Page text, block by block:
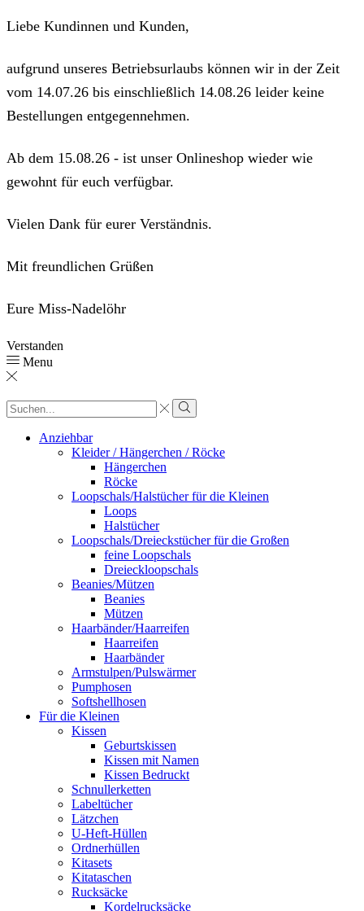
Liebe Kundinnen und Kunden,
aufgrund unseres Betriebsurlaubs können wir in der Zeit
vom 14.07.26 bis einschließlich 14.08.26 leider keine
Bestellungen entgegennehmen.
Ab dem 15.08.26 - ist unser Onlineshop wieder wie
gewohnt für euch verfügbar.
Vielen Dank für eurer Verständnis.
Mit freundlichen Grüßen
Eure Miss-Nadelöhr
Verstanden
Menu
Sucheingabe
Suche
Anziehbar
Kleider / Hängerchen / Röcke
Hängerchen
Röcke
Loopschals/Halstücher für die Kleinen
Loops
Halstücher
Loopschals/Dreieckstücher für die Großen
feine Loopschals
Dreieckloopschals
Beanies/Mützen
Beanies
Mützen
Haarbänder/Haarreifen
Haarreifen
Haarbänder
Armstulpen/Pulswärmer
Pumphosen
Softshellhosen
Für die Kleinen
Kissen
Geburtskissen
Kissen mit Namen
Kissen Bedruckt
Schnullerketten
Labeltücher
Lätzchen
U-Heft-Hüllen
Ordnerhüllen
Kitasets
Kitataschen
Rucksäcke
Kordelrucksäcke